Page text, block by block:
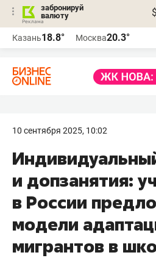
забронируй
валюту
$
Казань18.8° Москва20.3°
10 сентября 2025, 10:02
и допзанятия:
в России
модели
мигрантов в